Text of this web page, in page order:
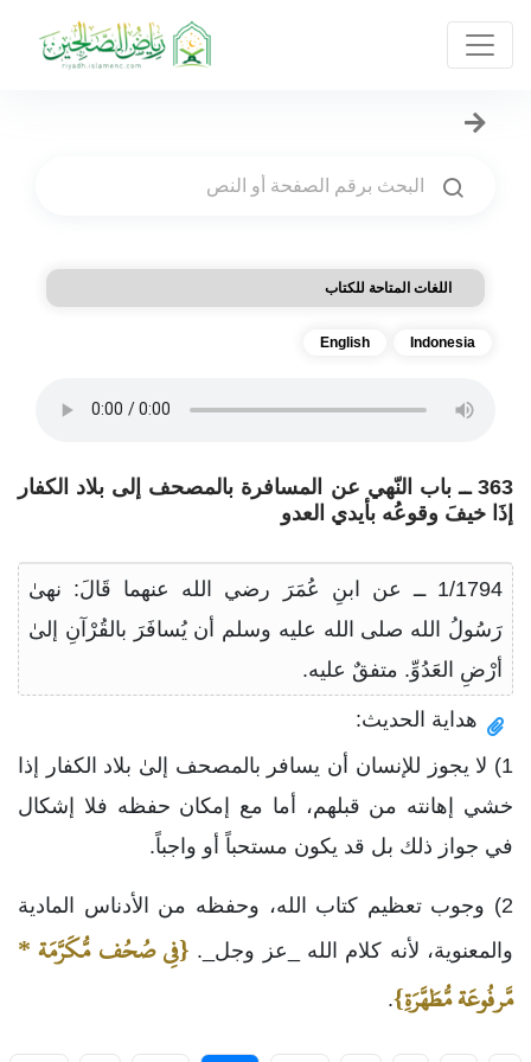
اللغات المتاحة للكتاب
Indonesia
English
363 ــ باب النّهي عن المسافرة بالمصحف إلى بلاد الكفار
إذَا خيفَ وقوعُه بأيدي العدو
1/1794 ــ عن ابنِ عُمَرَ رضي الله عنهما قَالَ: نهىٰ
رَسُولُ الله صلى الله عليه وسلم أن يُسافَرَ بالقُرْآنِ إلىٰ
أرْضِ العَدُوِّ. متفقٌ عليه.
هداية الحديث:
1) لا يجوز للإنسان أن يسافر بالمصحف إلىٰ بلاد الكفار إذا
خشي إهانته من قبلهم، أما مع إمكان حفظه فلا إشكال
في جواز ذلك بل قد يكون مستحباً أو واجباً.
2) وجوب تعظيم كتاب الله، وحفظه من الأدناس المادية
والمعنوية، لأنه كلام الله _عز وجل_. {فِي صُحُف مُّكَرَّمَة *
مَّرفُوعَة مُّطَهَّرَةِ}.